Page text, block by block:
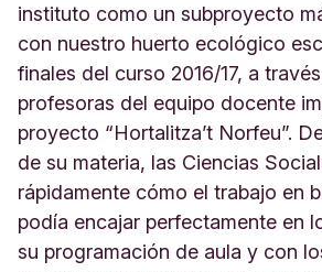
instituto como un subproyecto
con nuestro huerto ecológico
finales del curso 2016/17, a
profesoras del equipo docente
proyecto “Hortalitza’t Norfeu”.
de su materia, las Ciencias
rápidamente cómo el trabajo en
podía encajar perfectamente en
su programación de aula y con